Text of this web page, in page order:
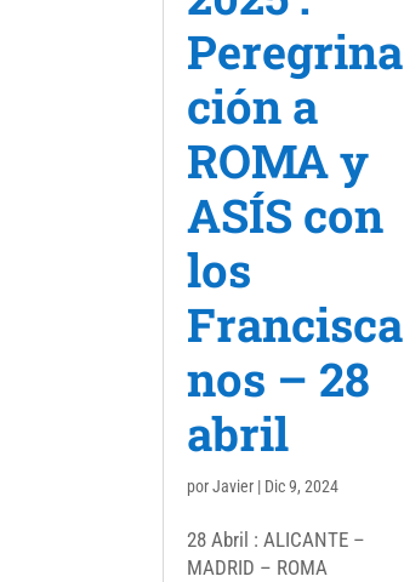
Peregrina
ción a
ROMA y
ASÍS con
los
Francisca
nos – 28
abril
porJavier | Dic 9, 2024
28 Abril : ALICANTE –
MADRID – ROMA